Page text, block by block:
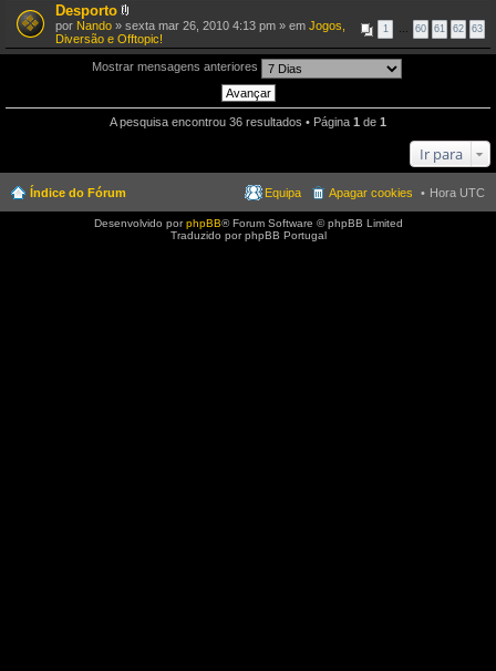
Desporto
A
n
e
x
o
1 60 61 62 63
por Nando » sexta mar 26, 2010 4:13 pm » em Jogos,
Diversão e Offtopic!
Mostrar mensagens anteriores
A pesquisa encontrou 36 resultados • Página 1 de 1
Ir para
Índice do Fórum Hora UTC
Apagar cookies
Equipa
Desenvolvido porphpBB® Forum Software © phpBB Limited
Traduzido por phpBB Portugal